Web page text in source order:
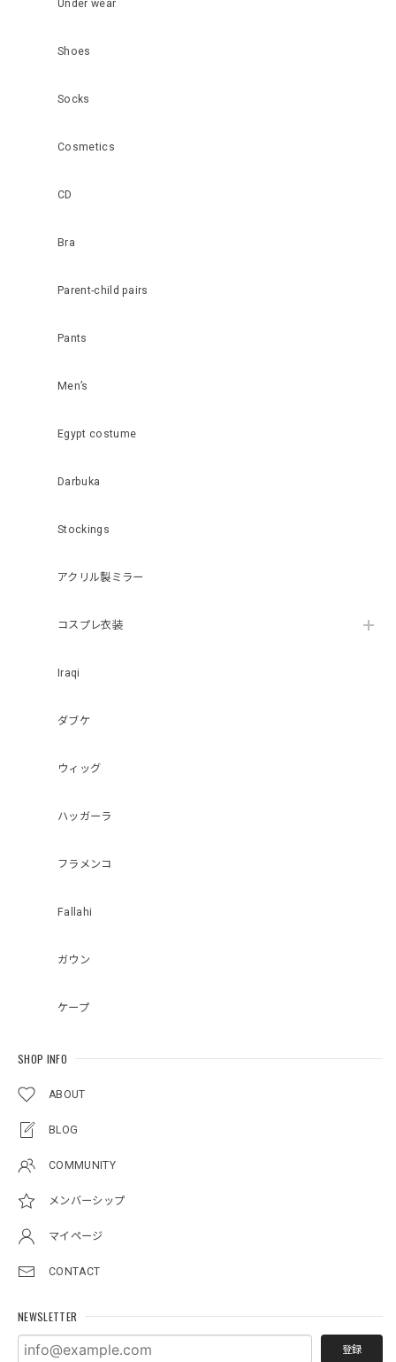
Under wear
Shoes
Socks
Cosmetics
CD
Bra
Parent-child pairs
Pants
Men’s
Egypt costume
Darbuka
Stockings
アクリル製ミラー
コスプレ衣装
Iraqi
ダブケ
ウィッグ
ハッガーラ
フラメンコ
Fallahi
ガウン
ケープ
SHOP INFO
ABOUT
BLOG
COMMUNITY
メンバーシップ
マイページ
CONTACT
NEWSLETTER
登録